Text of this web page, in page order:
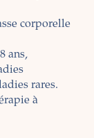
corporelle
ans,
rares.
à